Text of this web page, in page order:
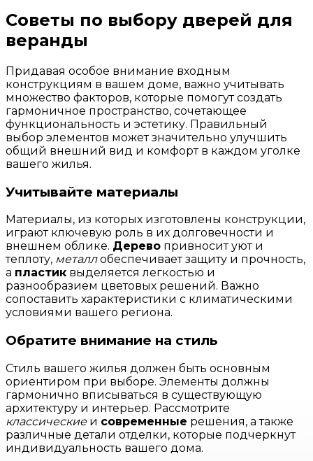
Советы по выбору дверей для
веранды
Придавая особое внимание входным
конструкциям в вашем доме, важно учитывать
множество факторов, которые помогут создать
гармоничное пространство, сочетающее
функциональность и эстетику. Правильный
выбор элементов может значительно улучшить
общий внешний вид и комфорт в каждом уголке
вашего жилья.
Учитывайте материалы
Материалы, из которых изготовлены конструкции,
играют ключевую роль в их долговечности и
внешнем облике. Дерево привносит уют и
теплоту, металлобеспечивает защиту и прочность,
а пластик выделяется легкостью и
разнообразием цветовых решений. Важно
сопоставить характеристики с климатическими
условиями вашего региона.
Обратите внимание на стиль
Стиль вашего жилья должен быть основным
ориентиром при выборе. Элементы должны
гармонично вписываться в существующую
архитектуру и интерьер. Рассмотрите
классическиеи современные решения, а также
различные детали отделки, которые подчеркнут
индивидуальность вашего дома.